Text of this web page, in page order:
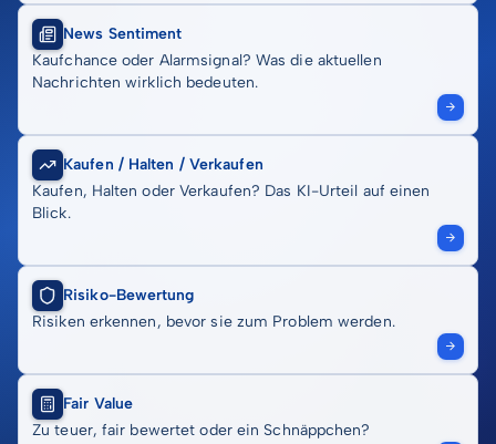
News Sentiment
Kaufchance oder Alarmsignal? Was die aktuellen
Nachrichten wirklich bedeuten.
Kaufen / Halten / Verkaufen
Kaufen, Halten oder Verkaufen? Das KI-Urteil auf einen
Blick.
Risiko-Bewertung
Risiken erkennen, bevor sie zum Problem werden.
Fair Value
Zu teuer, fair bewertet oder ein Schnäppchen?